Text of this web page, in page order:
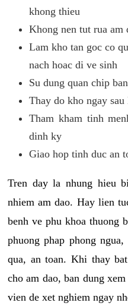
khong thieu
Khong nen tut rua am
Lam kho tan goc co
nach hoac di ve sinh
Su dung quan chip
Thay do kho ngay
Tham kham tinh
dinh ky
Giao hop tinh duc an
Tren day la nhung hieu
nhiem am dao. Hay lien
benh ve phu khoa thuong
phuong phap phong
qua, an toan. Khi thay
cho am dao, ban dung
vien de xet nghiem ngay